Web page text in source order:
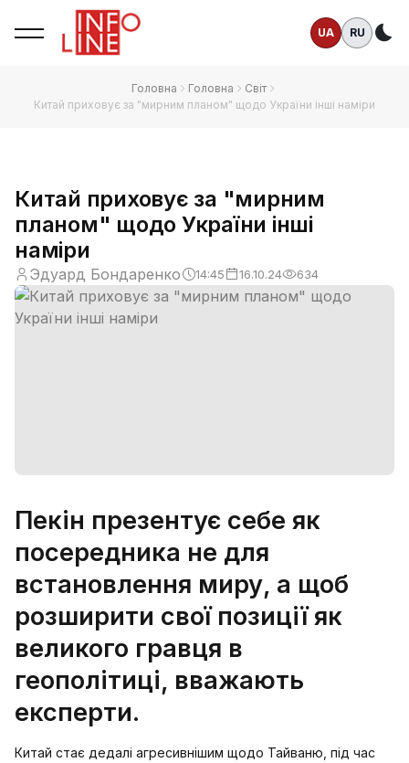
UA RU
Головна Головна
Світ
Китай приховує за "мирним планом" щодо України інші наміри
Китай приховує за "мирним
планом" щодо України інші
наміри
Эдуард Бондаренко 14:45 16.10.24 634
Пекін презентує себе як
посередника не для
встановлення миру, а щоб
розширити свої позиції як
великого гравця в
геополітиці, вважають
експерти.
Китай стає дедалі агресивнішим щодо Тайваню, під час